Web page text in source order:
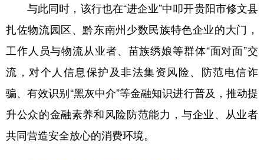
与此同时，该行也在“进企业”中叩开贵阳市修文县
扎佐物流园区、黔东南州少数民族特色企业的大门，
工作人员与物流从业者、苗族绣娘等群体“面对面”交
流，对个人信息保护及非法集资风险、防范电信诈
骗、有效识别“黑灰中介”等金融知识进行普及，推动提
升公众的金融素养和风险防范能力，与企业、从业者
共同营造安全放心的消费环境。